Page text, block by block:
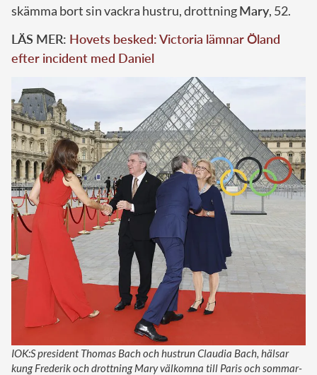
skämma bort sin vackra hustru, drottningMary, 52.
LÄS MER: Hovets besked: Victoria lämnar Öland
efter incident med Daniel
IOK:S president Thomas Bach och hustrun Claudia Bach, hälsar
kung Frederik och drottning Mary välkomna till Paris och sommar-